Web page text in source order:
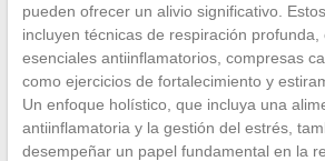
pueden ofrecer un alivio significativo.
incluyen técnicas de respiración profunda,
esenciales antiinflamatorios, compresas
como ejercicios de fortalecimiento y
Un enfoque holístico, que incluya una
antiinflamatoria y la gestión del estrés,
desempeñar un papel fundamental en la